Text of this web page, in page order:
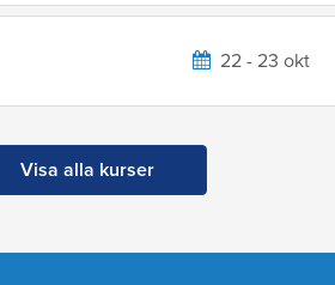
22 - 23 okt
Visa alla kurser